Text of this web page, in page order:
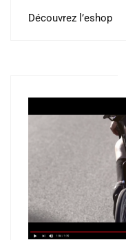
Découvrez l’eshop